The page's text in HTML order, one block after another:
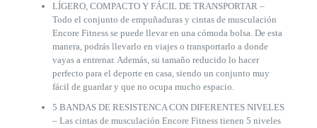
LÍGERO, COMPACTO Y FÁCIL DE TRANSPORTAR –
Todo el conjunto de empuñaduras y cintas de musculación
Encore Fitness se puede llevar en una cómoda bolsa. De esta
manera, podrás llevarlo en viajes o transportarlo a donde
vayas a entrenar. Además, su tamaño reducido lo hacer
perfecto para el deporte en casa, siendo un conjunto muy
fácil de guardar y que no ocupa mucho espacio.
5 BANDAS DE RESISTENCA CON DIFERENTES NIVELES
– Las cintas de musculación Encore Fitness tienen 5 niveles